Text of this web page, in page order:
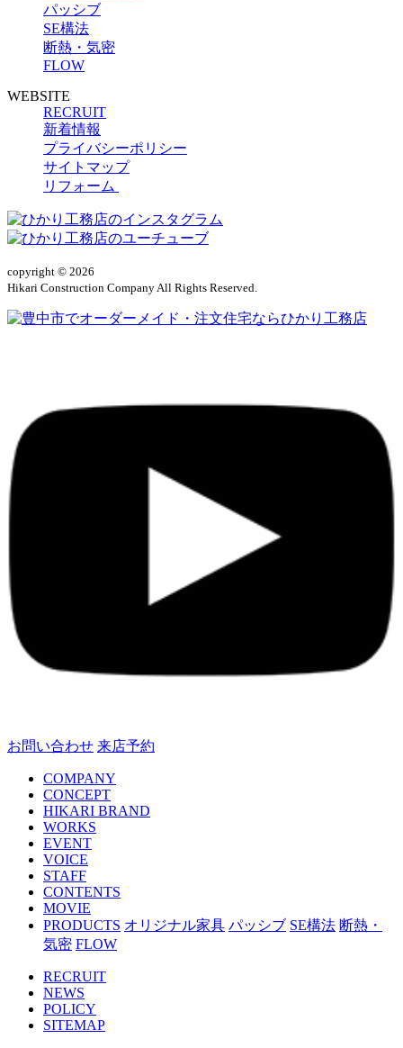
パッシブ
SE構法
断熱・気密
FLOW
WEBSITE
RECRUIT
新着情報
プライバシーポリシー
サイトマップ
リフォーム
copyright © 2026
Hikari Construction Company All Rights Reserved.
お問い合わせ 来店予約
COMPANY
CONCEPT
HIKARI BRAND
WORKS
EVENT
VOICE
STAFF
CONTENTS
MOVIE
PRODUCTS オリジナル家具 パッシブ SE構法 断熱・
気密 FLOW
RECRUIT
NEWS
POLICY
SITEMAP